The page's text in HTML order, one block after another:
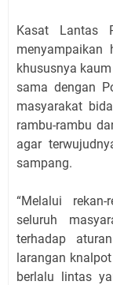
Kasat Lantas
menyampaikan
khususnya
sama dengan
masyarakat
rambu-rambu
agar
sampang.
“Melalui
seluruh
terhadap
larangan
berlalu lintas